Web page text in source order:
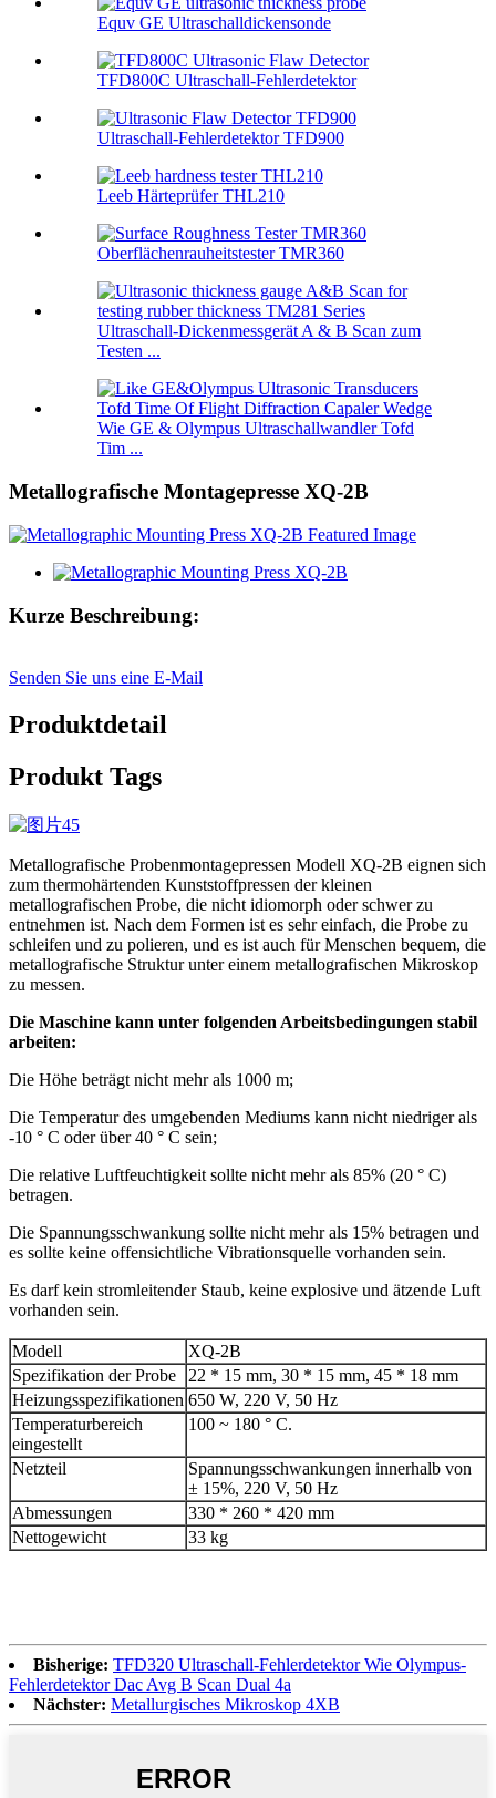
Equv GE Ultraschalldickensonde
TFD800C Ultraschall-Fehlerdetektor
Ultraschall-Fehlerdetektor TFD900
Leeb Härteprüfer THL210
Oberflächenrauheitstester TMR360
Ultraschall-Dickenmessgerät A & B Scan zum
Testen ...
Wie GE & Olympus Ultraschallwandler Tofd
Tim ...
Metallografische Montagepresse XQ-2B
Kurze Beschreibung:
Senden Sie uns eine E-Mail
Produktdetail
Produkt Tags
Metallografische Probenmontagepressen Modell XQ-2B eignen sich
zum thermohärtenden Kunststoffpressen der kleinen
metallografischen Probe, die nicht idiomorph oder schwer zu
entnehmen ist. Nach dem Formen ist es sehr einfach, die Probe zu
schleifen und zu polieren, und es ist auch für Menschen bequem, die
metallografische Struktur unter einem metallografischen Mikroskop
zu messen.
Die Maschine kann unter folgenden Arbeitsbedingungen stabil
arbeiten:
Die Höhe beträgt nicht mehr als 1000 m;
Die Temperatur des umgebenden Mediums kann nicht niedriger als
-10 ° C oder über 40 ° C sein;
Die relative Luftfeuchtigkeit sollte nicht mehr als 85% (20 ° C)
betragen.
Die Spannungsschwankung sollte nicht mehr als 15% betragen und
es sollte keine offensichtliche Vibrationsquelle vorhanden sein.
Es darf kein stromleitender Staub, keine explosive und ätzende Luft
vorhanden sein.
Modell
XQ-2B
Spezifikation der Probe
22 * 15 mm, 30 * 15 mm, 45 * 18 mm
Heizungsspezifikationen 650 W, 220 V, 50 Hz
Temperaturbereich
eingestellt
100 ~ 180 ° C.
Netzteil
Spannungsschwankungen innerhalb von
± 15%, 220 V, 50 Hz
Abmessungen
330 * 260 * 420 mm
Nettogewicht
33 kg
Bisherige: TFD320 Ultraschall-Fehlerdetektor Wie Olympus-
Fehlerdetektor Dac Avg B Scan Dual 4a
Nächster: Metallurgisches Mikroskop 4XB